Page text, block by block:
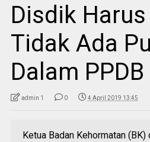
Disdik
Tidak Ada
Dalam PPDB
admin 1 0 4 April 2019 13:45
Ketua Badan Kehormatan (BK)